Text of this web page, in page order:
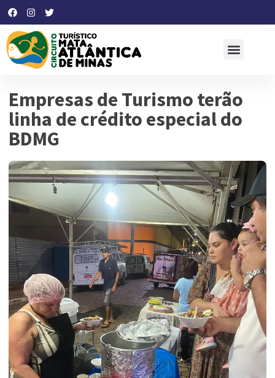
Empresas de Turismo terão
linha de crédito especial do
BDMG